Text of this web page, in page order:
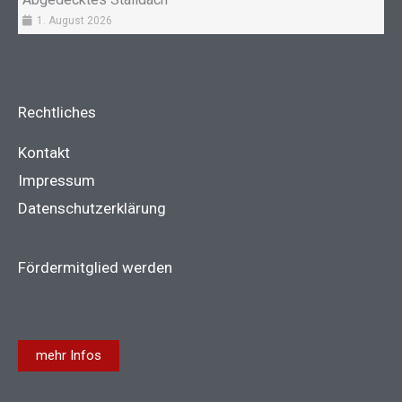
1. August 2026
Rechtliches
Kontakt
Impressum
Datenschutzerklärung
Fördermitglied werden
mehr Infos